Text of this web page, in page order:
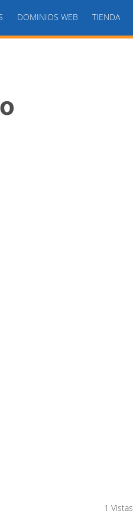
DOMINIOS WEB TIENDA
1 Vistas